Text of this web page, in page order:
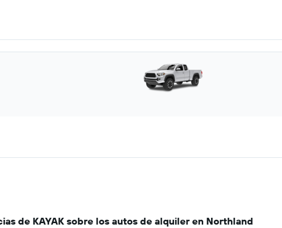
de KAYAK sobre los autos de alquiler en Northland